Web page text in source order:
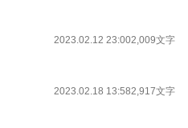
2023.02.12 23:002,009文字
2023.02.18 13:582,917文字